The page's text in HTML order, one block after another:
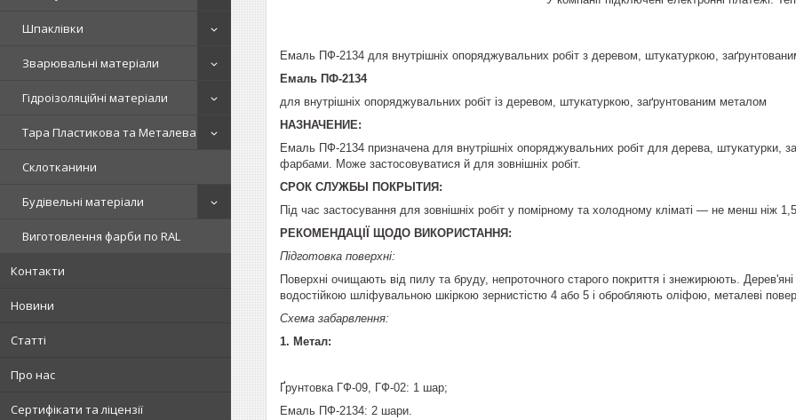
Шпаклівки
Зварювальні матеріали
Гідроізоляційні матеріали
Тара Пластикова та Металева
Склотканини
Будівельні матеріали
Виготовлення фарби по RAL
Контакти
Новини
Статті
Про нас
Сертифікати та ліцензії
Емаль ПФ-2134 для внутрішніх опоряджувальних робіт з деревом, штукатуркою,
Емаль ПФ-2134
для внутрішніх опоряджувальних робіт із деревом, штукатуркою, заґрунтованим металом
НАЗНАЧЕНИЕ:
Емаль ПФ-2134 призначена для внутрішніх опоряджувальних робіт для дерева, штукатурки,
фарбами. Може застосовуватися й для зовнішніх робіт.
СРОК СЛУЖБЫ ПОКРЫТИЯ:
Під час застосування для зовнішніх робіт у помірному та холодному кліматі — не менш ніж 1,5
РЕКОМЕНДАЦІЇ ЩОДО ВИКОРИСТАННЯ:
Підготовка поверхні:
Поверхні очищають від пилу та бруду, непроточного старого покриття і знежирюють.
водостійкою шліфувальною шкіркою зернистістю 4 або 5 і обробляють оліфою, металеві
Схема забарвлення:
1. Метал:
Ґрунтовка ГФ-09, ГФ-02: 1 шар;
Емаль ПФ-2134: 2 шари.